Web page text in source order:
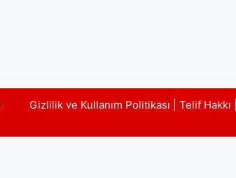
Gizlilik ve Kullanım Politikası Telif Hakkı